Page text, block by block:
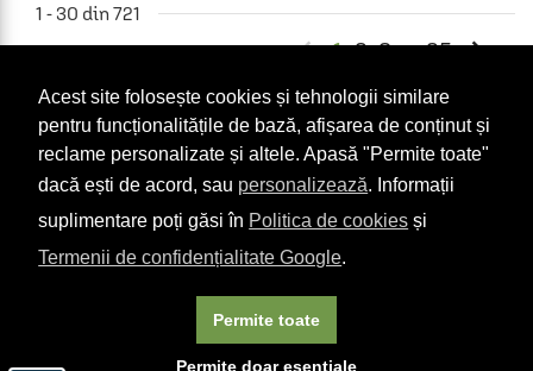
Acest site folosește cookies și tehnologii similare
pentru funcționalitățile de bază, afișarea de conținut și
reclame personalizate și altele. Apasă "Permite toate"
dacă ești de acord, sau personalizează. Informații
suplimentare poți găsi în Politica de cookies și
Termenii de confidențialitate Google.
Permite doar esențiale
Permite toate
1 - 30 din 721
 1 2 3 ... 25 
Vrei să iei un voucher
cadou pentru cineva
drag ție?
COMANDĂ-L AICI